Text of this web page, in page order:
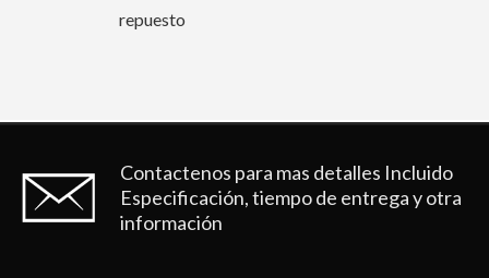
Contactenos para mas detalles Incluido
Especificación, tiempo de entrega y otra
información